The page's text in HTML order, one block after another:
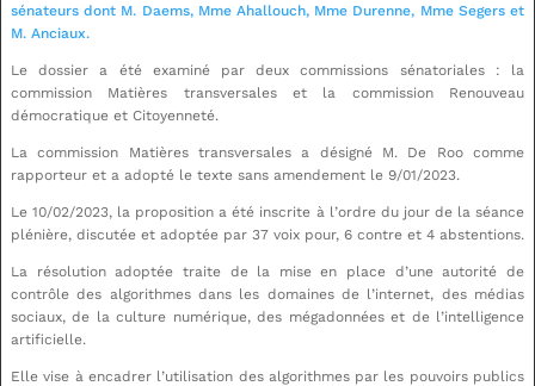
sénateurs dont M. Daems, Mme Ahallouch, Mme Durenne, Mme Segers et
M. Anciaux.
Le dossier a été examiné par deux commissions sénatoriales : la
commission Matières transversales et la commission Renouveau
démocratique et Citoyenneté.
La commission Matières transversales a désigné M. De Roo comme
rapporteur et a adopté le texte sans amendement le 9/01/2023.
Le 10/02/2023, la proposition a été inscrite à l’ordre du jour de la séance
plénière, discutée et adoptée par 37 voix pour, 6 contre et 4 abstentions.
La résolution adoptée traite de la mise en place d’une autorité de
contrôle des algorithmes dans les domaines de l’internet, des médias
sociaux, de la culture numérique, des mégadonnées et de l’intelligence
artificielle.
Elle vise à encadrer l’utilisation des algorithmes par les pouvoirs publics